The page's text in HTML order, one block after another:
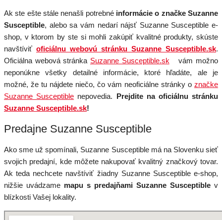
Ak ste ešte stále nenašli potrebné informácie o značke Suzanne
Susceptible, alebo sa vám nedarí nájsť Suzanne Susceptible e-
shop, v ktorom by ste si mohli zakúpiť kvalitné produkty, skúste
navštíviť oficiálnu webovú stránku Suzanne Susceptible.sk.
Oficiálna webová stránka Suzanne Susceptible.sk
vám možno
neponúkne všetky detailné informácie, ktoré hľadáte, ale je
možné, že tu nájdete niečo, čo vám neoficiálne stránky o značke
Suzanne Susceptible nepovedia. Prejdite na oficiálnu stránku
Suzanne Susceptible.sk!
Predajne Suzanne Susceptible
Ako sme už spomínali, Suzanne Susceptible má na Slovenku sieť
svojich predajní, kde môžete nakupovať kvalitný značkový tovar.
Ak teda nechcete navštíviť žiadny Suzanne Susceptible e-shop,
nižšie uvádzame mapu s predajňami Suzanne Susceptible v
blízkosti Vašej lokality.